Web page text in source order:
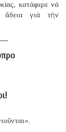
κατάφερε νά
ἄδεια γιά τήν